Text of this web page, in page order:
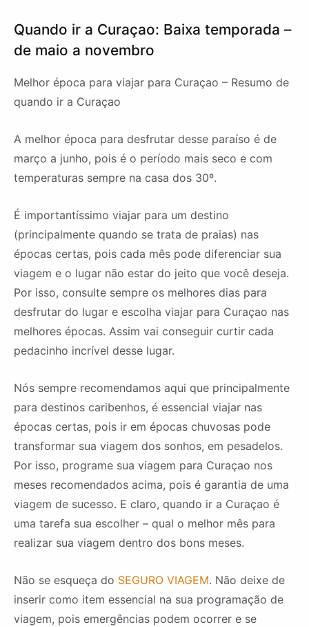
Quando ir a Curaçao: Baixa temporada –
de maio a novembro
Melhor época para viajar para Curaçao – Resumo de
quando ir a Curaçao
A melhor época para desfrutar desse paraíso é de
março a junho, pois é o período mais seco e com
temperaturas sempre na casa dos 30º.
É importantíssimo viajar para um destino
(principalmente quando se trata de praias) nas
épocas certas, pois cada mês pode diferenciar sua
viagem e o lugar não estar do jeito que você deseja.
Por isso, consulte sempre os melhores dias para
desfrutar do lugar e escolha viajar para Curaçao nas
melhores épocas. Assim vai conseguir curtir cada
pedacinho incrível desse lugar.
Nós sempre recomendamos aqui que principalmente
para destinos caribenhos, é essencial viajar nas
épocas certas, pois ir em épocas chuvosas pode
transformar sua viagem dos sonhos, em pesadelos.
Por isso, programe sua viagem para Curaçao nos
meses recomendados acima, pois é garantia de uma
viagem de sucesso. E claro, quando ir a Curaçao é
uma tarefa sua escolher – qual o melhor mês para
realizar sua viagem dentro dos bons meses.
Não se esqueça do SEGURO VIAGEM. Não deixe de
inserir como item essencial na sua programação de
viagem, pois emergências podem ocorrer e se